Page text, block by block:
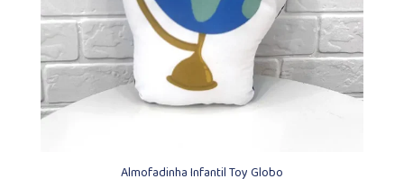
Almofadinha Infantil Toy Globo